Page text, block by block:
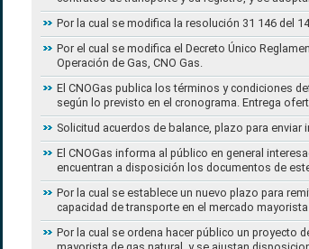
Por la cual se modifica la resolución 31 146 del
Por el cual se modifica el Decreto Único
Operación de Gas, CNO Gas.
El CNOGas publica los términos y condiciones
según lo previsto en el cronograma. Entrega
Solicitud acuerdos de balance, plazo para
El CNOGas informa al público en general
encuentran a disposición los documentos de
Por la cual se establece un nuevo plazo para
capacidad de transporte en el mercado
Por la cual se ordena hacer público un proyecto